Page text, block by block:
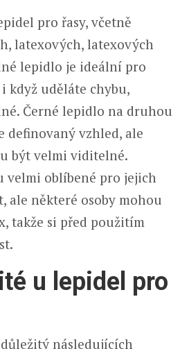
pro řasy, včetně
latexových, latexových
lepidlo je ideální pro
když uděláte chybu,
Černé lepidlo na druhou
definovaný vzhled, ale
být velmi viditelné.
velmi oblíbené pro jejich
ale některé osoby mohou
takže si před použitím
u lepidel pro
následujících